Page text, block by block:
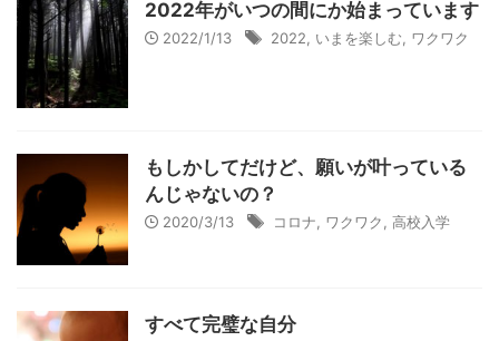
2022年がいつの間にか始まっています
2022/1/13 2022 いまを楽しむ ワクワク
もしかしてだけど、願いが叶っている
んじゃないの？
2020/3/13 コロナ ワクワク 高校入学
すべて完璧な自分